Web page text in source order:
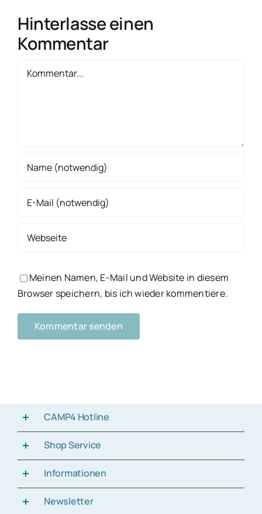
Hinterlasse einen
Kommentar
Meinen Namen, E-Mail und Website in diesem
Browser speichern, bis ich wieder kommentiere.
CAMP4 Hotline
Shop Service
Informationen
Newsletter